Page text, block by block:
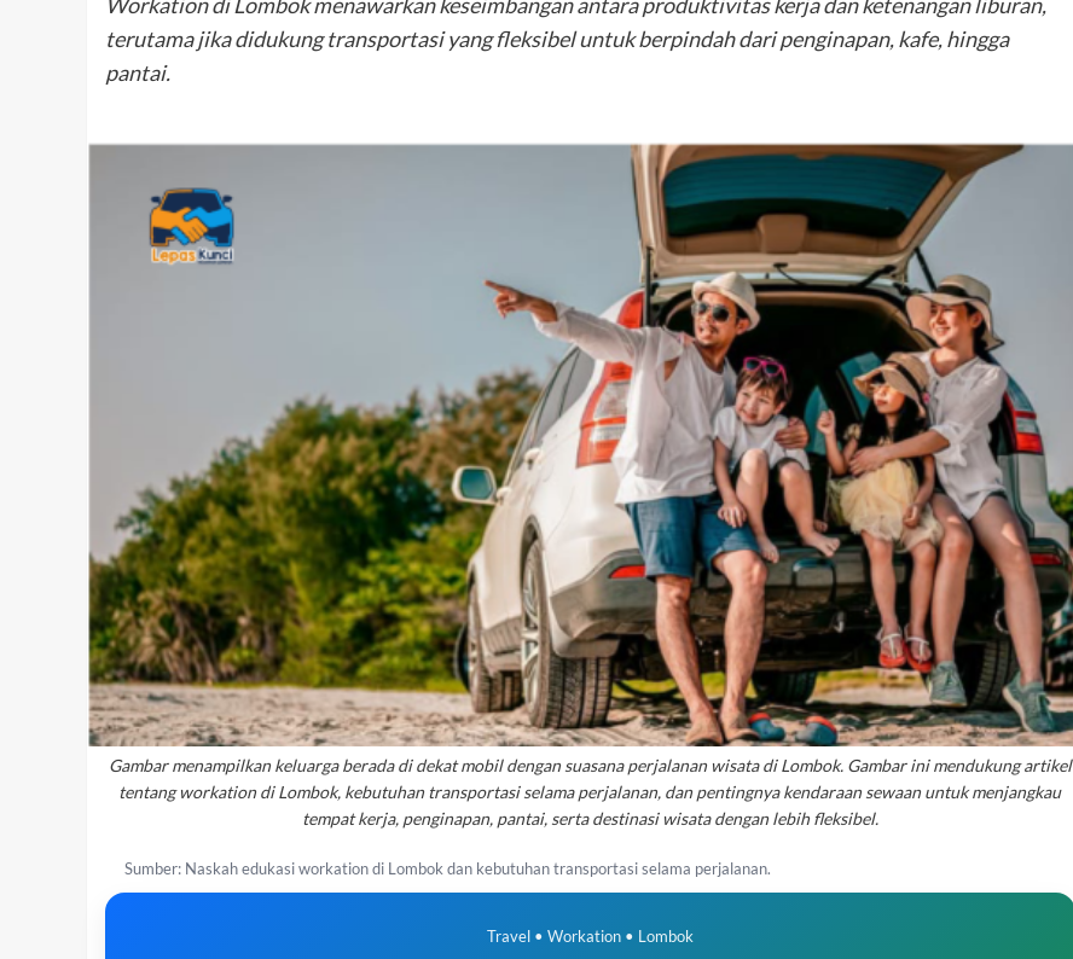
terutama jika didukung transportasi yang fleksibel untuk berpindah dari penginapan, kafe, hingga
pantai.
Gambar menampilkan keluarga berada di dekat mobil dengan suasana perjalanan wisata di Lombok. Gambar ini mendukung artikel
tentang workation di Lombok, kebutuhan transportasi selama perjalanan, dan pentingnya kendaraan sewaan untuk menjangkau
tempat kerja, penginapan, pantai, serta destinasi wisata dengan lebih fleksibel.
Sumber: Naskah edukasi workation di Lombok dan kebutuhan transportasi selama perjalanan.
Travel • Workation • Lombok